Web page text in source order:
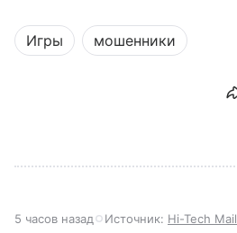
Игры мошенники
5 часов назад Источник: Hi-Tech Mail